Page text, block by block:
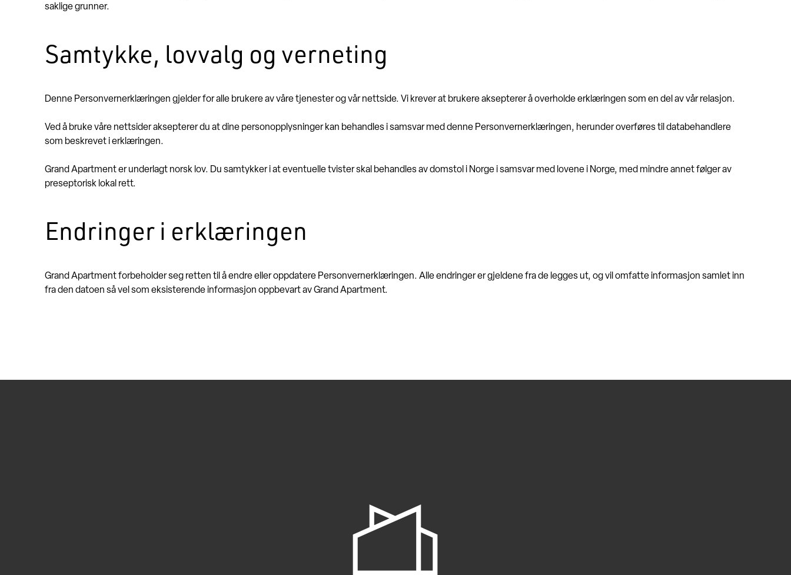
saklige grunner.
Samtykke, lovvalg og verneting
Denne Personvernerklæringen gjelder for alle brukere av våre tjenester og vår nettside. Vi krever at brukere aksepterer å overholde erklæringen som en del av vår relasjon.
Ved å bruke våre nettsider aksepterer du at dine personopplysninger kan behandles i samsvar med denne Personvernerklæringen, herunder overføres til databehandlere
som beskrevet i erklæringen.
Grand Apartment er underlagt norsk lov. Du samtykker i at eventuelle tvister skal behandles av domstol i Norge i samsvar med lovene i Norge, med mindre annet følger av
preseptorisk lokal rett.
Endringer i erklæringen
Grand Apartment forbeholder seg retten til å endre eller oppdatere Personvernerklæringen. Alle endringer er gjeldene fra de legges ut, og vil omfatte informasjon samlet inn
fra den datoen så vel som eksisterende informasjon oppbevart av Grand Apartment.